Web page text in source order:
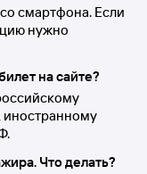
смартфона. Если
нужно
на сайте?
иностранному
Что делать?